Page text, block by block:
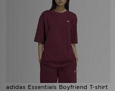
adidas Essentials Boyfriend T-shirt